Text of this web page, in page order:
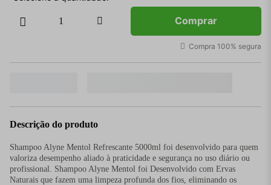
Comprar
Compra 100% segura
Descrição do produto
Shampoo Alyne Mentol Refrescante 5000ml foi desenvolvido para quem
valoriza desempenho aliado à praticidade e segurança no uso diário ou
profissional. Shampoo Alyne Mentol foi Desenvolvido com Ervas
Naturais que fazem uma limpeza profunda dos fios, eliminando os